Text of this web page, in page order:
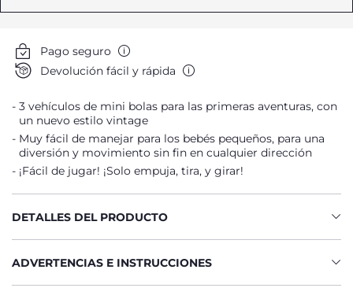
Pago seguro
Devolución fácil y rápida
3 vehículos de mini bolas para las primeras aventuras, con
un nuevo estilo vintage
Muy fácil de manejar para los bebés pequeños, para una
diversión y movimiento sin fin en cualquier dirección
¡Fácil de jugar! ¡Solo empuja, tira, y girar!
DETALLES DEL PRODUCTO
ADVERTENCIAS E INSTRUCCIONES